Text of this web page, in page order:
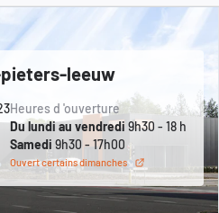
leeuw
Heures d 'ouverture
Du lundi au vendredi 9h30 - 18 h
Samedi 9h30 - 17h00
Ouvert certains dimanches